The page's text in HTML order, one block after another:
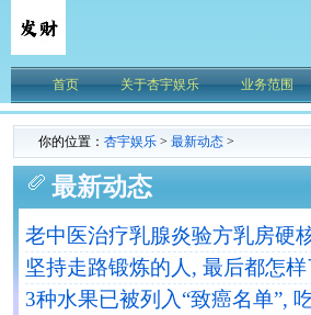
首页 关于杏宇娱乐 业务范围
你的位置： 杏宇娱乐 > 最新动态 >
最新动态
老中医治疗乳腺炎验方乳房硬
坚持走路锻炼的人, 最后都怎
3种水果已被列入“致癌名单”,